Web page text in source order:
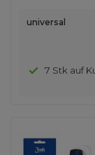
universal
7 Stk auf